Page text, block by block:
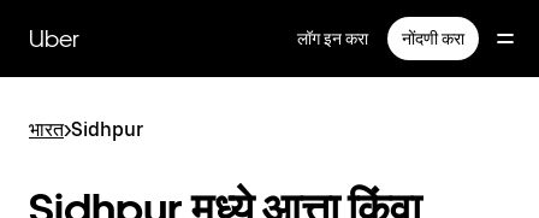
सामग्रीवरUber लॉग इन करा नोंदणी करा
भारत>Sidhpur